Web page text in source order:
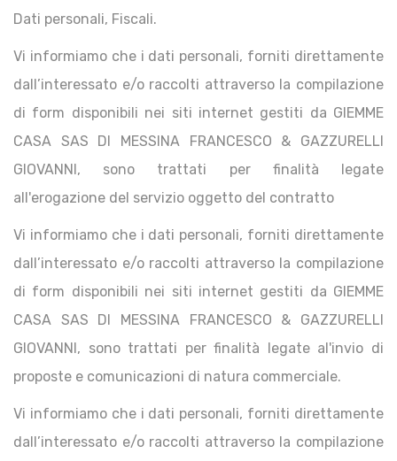
Dati personali, Fiscali.
Vi informiamo che i dati personali, forniti direttamente
dall’interessato e/o raccolti attraverso la compilazione
di form disponibili nei siti internet gestiti da GIEMME
CASA SAS DI MESSINA FRANCESCO & GAZZURELLI
GIOVANNI, sono trattati per finalità legate
all'erogazione del servizio oggetto del contratto
Vi informiamo che i dati personali, forniti direttamente
dall’interessato e/o raccolti attraverso la compilazione
di form disponibili nei siti internet gestiti da GIEMME
CASA SAS DI MESSINA FRANCESCO & GAZZURELLI
GIOVANNI, sono trattati per finalità legate al'invio di
proposte e comunicazioni di natura commerciale.
Vi informiamo che i dati personali, forniti direttamente
dall’interessato e/o raccolti attraverso la compilazione